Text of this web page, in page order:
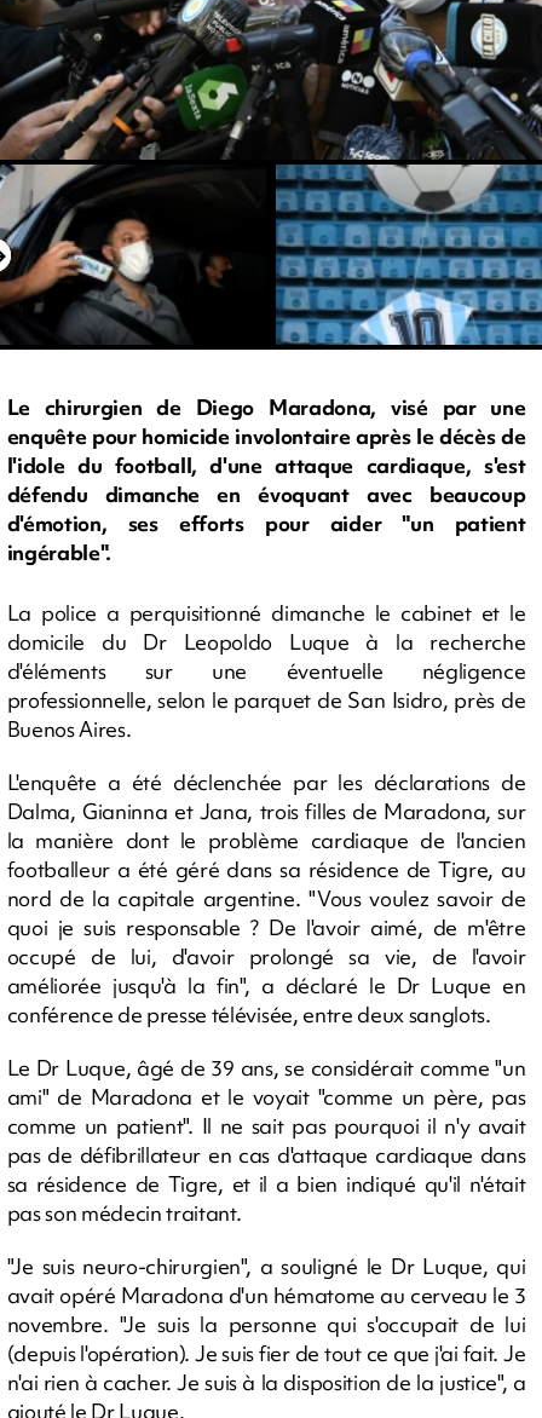
Le chirurgien de Diego Maradona, visé par une
enquête pour homicide involontaire après le décès de
l'idole du football, d'une attaque cardiaque, s'est
défendu dimanche en évoquant avec beaucoup
d'émotion, ses efforts pour aider "un patient
ingérable".
La police a perquisitionné dimanche le cabinet et le
domicile du Dr Leopoldo Luque à la recherche
d'éléments sur une éventuelle négligence
professionnelle, selon le parquet de San Isidro, près de
Buenos Aires.
L'enquête a été déclenchée par les déclarations de
Dalma, Gianinna et Jana, trois filles de Maradona, sur
la manière dont le problème cardiaque de l'ancien
footballeur a été géré dans sa résidence de Tigre, au
nord de la capitale argentine. "Vous voulez savoir de
quoi je suis responsable ? De l'avoir aimé, de m'être
occupé de lui, d'avoir prolongé sa vie, de l'avoir
améliorée jusqu'à la fin", a déclaré le Dr Luque en
conférence de presse télévisée, entre deux sanglots.
Le Dr Luque, âgé de 39 ans, se considérait comme "un
ami" de Maradona et le voyait "comme un père, pas
comme un patient". Il ne sait pas pourquoi il n'y avait
pas de défibrillateur en cas d'attaque cardiaque dans
sa résidence de Tigre, et il a bien indiqué qu'il n'était
pas son médecin traitant.
"Je suis neuro-chirurgien", a souligné le Dr Luque, qui
avait opéré Maradona d'un hématome au cerveau le 3
novembre. "Je suis la personne qui s'occupait de lui
(depuis l'opération). Je suis fier de tout ce que j'ai fait. Je
n'ai rien à cacher. Je suis à la disposition de la justice", a
ajouté le Dr Luque.